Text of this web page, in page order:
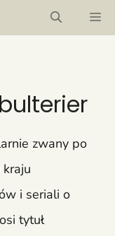
zwany po
i seriali o
tytuł